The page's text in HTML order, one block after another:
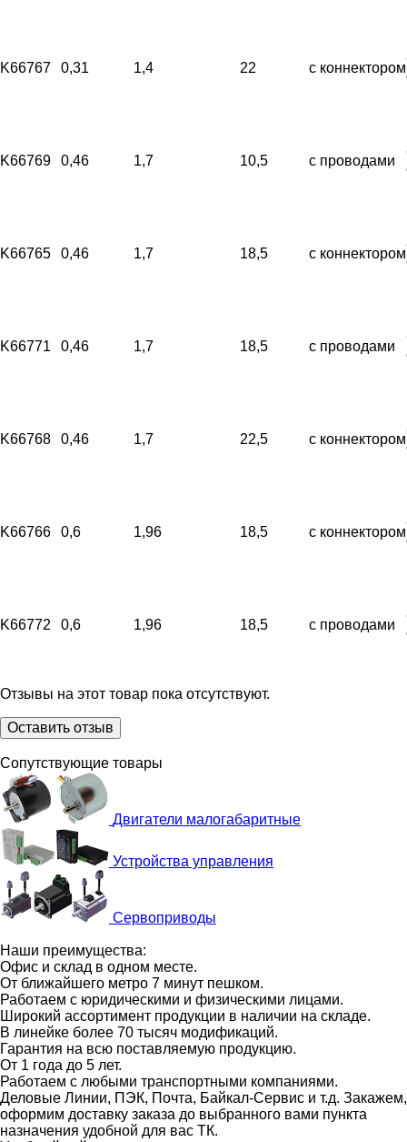
K66767 0,31 1,4 22 с коннектором
K66769 0,46 1,7 10,5 с проводами
K66765 0,46 1,7 18,5 с коннектором
K66771 0,46 1,7 18,5 с проводами
K66768 0,46 1,7 22,5 с коннектором
K66766 0,6 1,96 18,5 с коннектором
K66772 0,6 1,96 18,5 с проводами
Отзывы на этот товар пока отсутствуют.
Оставить отзыв
Сопутствующие товары
Двигатели малогабаритные
Устройства управления
Сервоприводы
Наши преимущества:
Офис и склад в одном месте.
От ближайшего метро 7 минут пешком.
Работаем с юридическими и физическими лицами.
Широкий ассортимент продукции в наличии на складе.
В линейке более 70 тысяч модификаций.
Гарантия на всю поставляемую продукцию.
От 1 года до 5 лет.
Работаем с любыми транспортными компаниями.
Деловые Линии, ПЭК, Почта, Байкал-Сервис и т.д. Закажем,
оформим доставку заказа до выбранного вами пункта
назначения удобной для вас ТК.